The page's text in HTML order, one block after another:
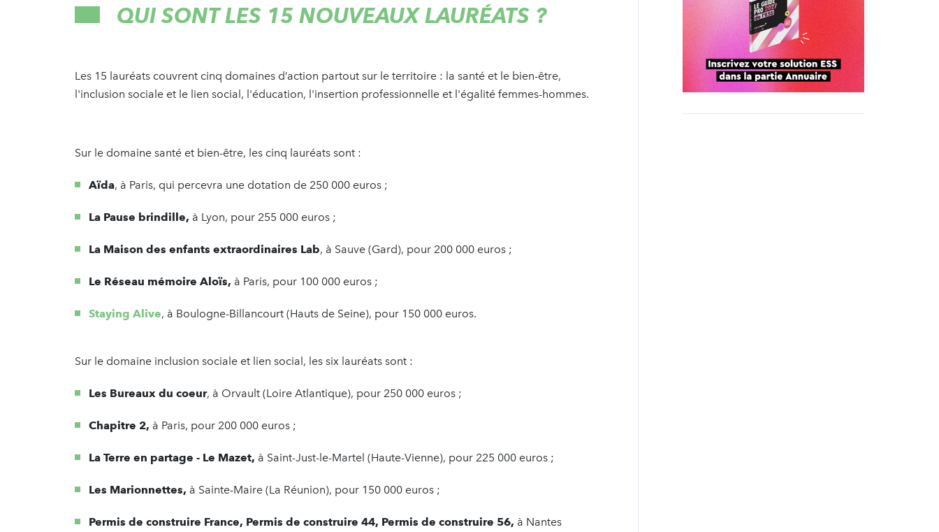
QUI SONT LES 15 NOUVEAUX LAURÉATS ?
Les 15 lauréats couvrent cinq domaines d’action partout sur le territoire : la santé et le bien-être,
l'inclusion sociale et le lien social, l'éducation, l'insertion professionnelle et l'égalité femmes-hommes.
Sur le domaine santé et bien-être, les cinq lauréats sont :
Aïda, à Paris, qui percevra une dotation de 250 000 euros ;
La Pause brindille, à Lyon, pour 255 000 euros ;
La Maison des enfants extraordinaires Lab, à Sauve (Gard), pour 200 000 euros ;
Le Réseau mémoire Aloïs, à Paris, pour 100 000 euros ;
Staying Alive, à Boulogne-Billancourt (Hauts de Seine), pour 150 000 euros.
Sur le domaine inclusion sociale et lien social, les six lauréats sont :
Les Bureaux du coeur, à Orvault (Loire Atlantique), pour 250 000 euros ;
Chapitre 2, à Paris, pour 200 000 euros ;
La Terre en partage - Le Mazet, à Saint-Just-le-Martel (Haute-Vienne), pour 225 000 euros ;
Les Marionnettes, à Sainte-Maire (La Réunion), pour 150 000 euros ;
Permis de construire France, Permis de construire 44, Permis de construire 56, à Nantes